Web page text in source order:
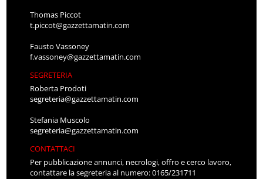
Thomas Piccot
t.piccot@gazzettamatin.com
Fausto Vassoney
f.vassoney@gazzettamatin.com
SEGRETERIA
Roberta Prodoti
segreteria@gazzettamatin.com
Stefania Muscolo
segreteria@gazzettamatin.com
CONTATTACI
Per pubblicazione annunci, necrologi, offro e cerco lavoro,
contattare la segreteria al numero: 0165/231711